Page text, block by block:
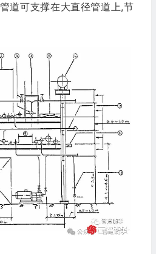
道可支撑在大直径管道上,节